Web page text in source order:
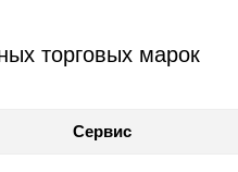
торговых марок
Сервис